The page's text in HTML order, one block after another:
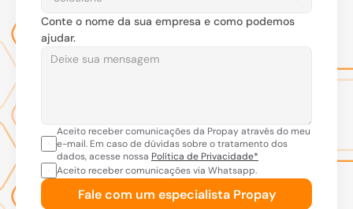
Conte o nome da sua empresa e como podemos
ajudar.
Aceito receber comunicações da Propay através do meu
e-mail. Em caso de dúvidas sobre o tratamento dos
dados, acesse nossa Política de Privacidade*
Aceito receber comunicações via Whatsapp.
Fale com um especialista Propay